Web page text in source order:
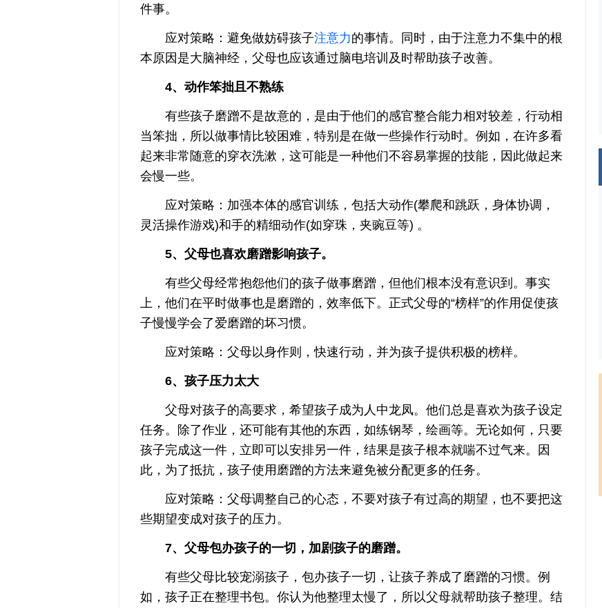
件事。
应对策略：避免做妨碍孩子注意力的事情。同时，由于注意力不集中的根
本原因是大脑神经，父母也应该通过脑电培训及时帮助孩子改善。
4、动作笨拙且不熟练
有些孩子磨蹭不是故意的，是由于他们的感官整合能力相对较差，行动相
当笨拙，所以做事情比较困难，特别是在做一些操作行动时。例如，在许多看
起来非常随意的穿衣洗漱，这可能是一种他们不容易掌握的技能，因此做起来
会慢一些。
应对策略：加强本体的感官训练，包括大动作(攀爬和跳跃，身体协调，
灵活操作游戏)和手的精细动作(如穿珠，夹豌豆等) 。
5、父母也喜欢磨蹭影响孩子。
有些父母经常抱怨他们的孩子做事磨蹭，但他们根本没有意识到。事实
上，他们在平时做事也是磨蹭的，效率低下。正式父母的“榜样”的作用促使孩
子慢慢学会了爱磨蹭的坏习惯。
应对策略：父母以身作则，快速行动，并为孩子提供积极的榜样。
6、孩子压力太大
父母对孩子的高要求，希望孩子成为人中龙凤。他们总是喜欢为孩子设定
任务。除了作业，还可能有其他的东西，如练钢琴，绘画等。无论如何，只要
孩子完成这一件，立即可以安排另一件，结果是孩子根本就喘不过气来。因
此，为了抵抗，孩子使用磨蹭的方法来避免被分配更多的任务。
应对策略：父母调整自己的心态，不要对孩子有过高的期望，也不要把这
些期望变成对孩子的压力。
7、父母包办孩子的一切，加剧孩子的磨蹭。
有些父母比较宠溺孩子，包办孩子一切，让孩子养成了磨蹭的习惯。例
如，孩子正在整理书包。你认为他整理太慢了，所以父母就帮助孩子整理。结